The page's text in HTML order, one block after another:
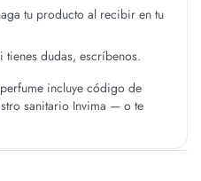
tu producto al recibir en tu
tienes dudas, escríbenos.
incluye código de
sanitario Invima — o te